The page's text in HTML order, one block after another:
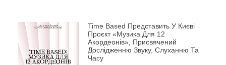
Time Based Представить У Києві
Проєкт «Музика Для 12
Акордеонів», Присвячений
Дослідженню Звуку, Слуханню Та
Часу